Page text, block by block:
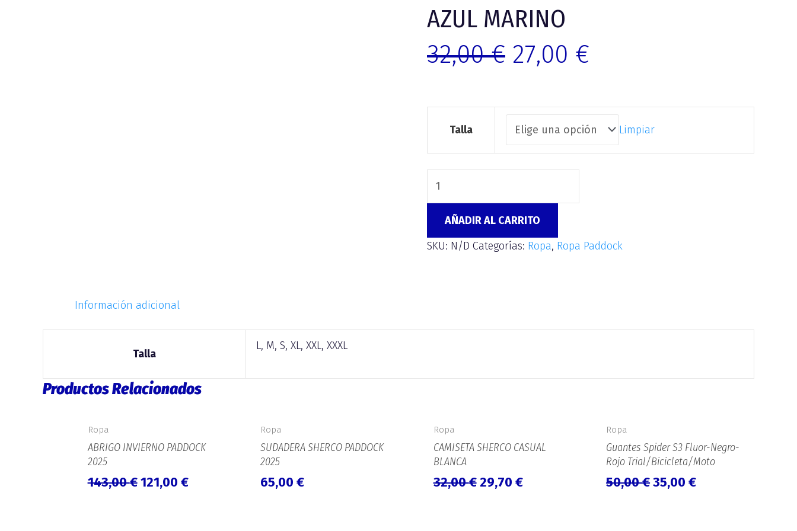
AZUL MARINO
32,00€ 27,00 €
Talla Limpiar
AÑADIR AL CARRITO
SKU: N/D Categorías: Ropa, Ropa Paddock
Información adicional
Talla
L, M, S, XL, XXL, XXXL
Productos Relacionados
Ropa
ABRIGO INVIERNO PADDOCK
2025
143,00€
original
121,00 €
actual
Ropa
SUDADERA SHERCO PADDOCK
2025
65,00€
Ropa
CAMISETA SHERCO CASUAL
BLANCA
32,00€
original
29,70 €
actual
Ropa
Guantes Spider S3 Fluor-Negro-
Rojo Trial/Bicicleta/Moto
50,00€
original
era:
35,00€
actual
es: